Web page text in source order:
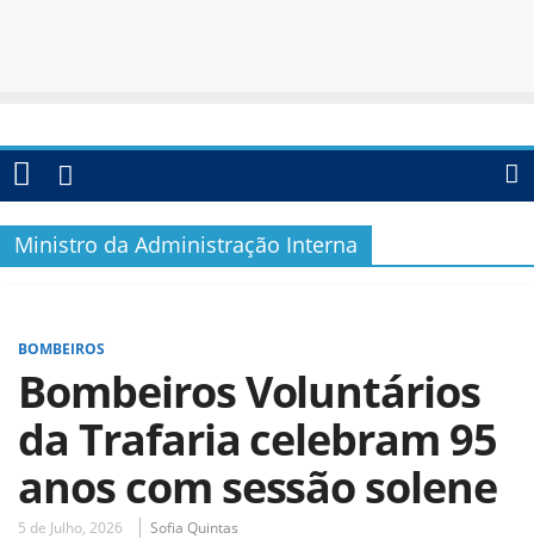
Ministro da Administração Interna
BOMBEIROS
Bombeiros Voluntários
da Trafaria celebram 95
anos com sessão solene
5 de Julho, 2026 Sofia Quintas